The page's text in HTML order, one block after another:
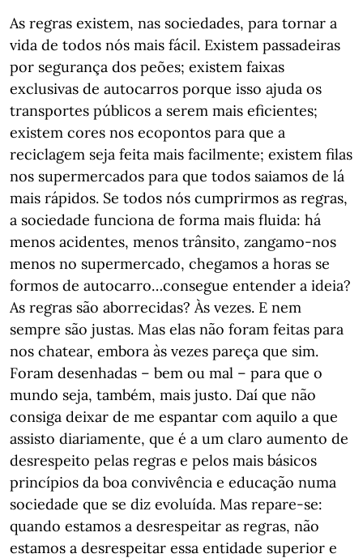
As regras existem, nas sociedades, para tornar a
vida de todos nós mais fácil. Existem passadeiras
por segurança dos peões; existem faixas
exclusivas de autocarros porque isso ajuda os
transportes públicos a serem mais eficientes;
existem cores nos ecopontos para que a
reciclagem seja feita mais facilmente; existem filas
nos supermercados para que todos saiamos de lá
mais rápidos. Se todos nós cumprirmos as regras,
a sociedade funciona de forma mais fluida: há
menos acidentes, menos trânsito, zangamo-nos
menos no supermercado, chegamos a horas se
formos de autocarro…consegue entender a ideia?
As regras são aborrecidas? Às vezes. E nem
sempre são justas. Mas elas não foram feitas para
nos chatear, embora às vezes pareça que sim.
Foram desenhadas – bem ou mal – para que o
mundo seja, também, mais justo. Daí que não
consiga deixar de me espantar com aquilo a que
assisto diariamente, que é a um claro aumento de
desrespeito pelas regras e pelos mais básicos
princípios da boa convivência e educação numa
sociedade que se diz evoluída. Mas repare-se:
quando estamos a desrespeitar as regras, não
estamos a desrespeitar essa entidade superior e